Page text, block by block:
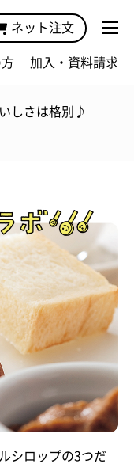
ネット注文
加入・資料請求
しさは格別♪
シロップの3つだ